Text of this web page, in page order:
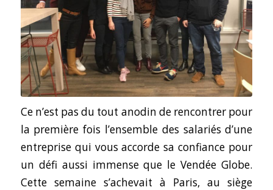
Ce n’est pas du tout anodin de rencontrer pour
la première fois l’ensemble des salariés d’une
entreprise qui vous accorde sa confiance pour
un défi aussi immense que le Vendée Globe.
Cette semaine s’achevait à Paris, au siège